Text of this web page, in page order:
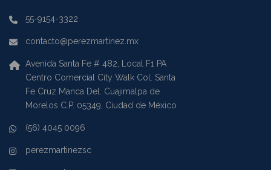
55-9154-3322
contacto@perezmartinez.mx
Avenida Santa Fe # 482, Local F1 PA
Centro Comercial City Walk Col. Santa
Fe Cruz Manca Del. Cuajimalpa de
Morelos C.P. 05349, Ciudad de México
(56) 4045 0096
perezmartinezsc